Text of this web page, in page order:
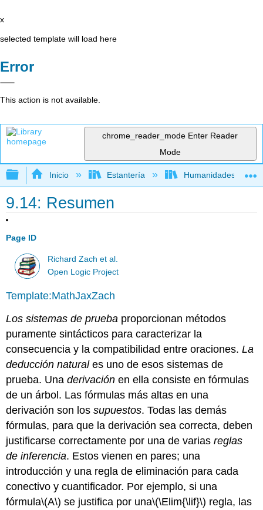
x
selected template will load here
Error
This action is not available.
chrome_reader_mode Enter Reader
Mode
Expandir/contraer jerarquía global
Inicio Estantería Humanidades
9.14: Resumen
Page ID
Richard Zach et al.
Open Logic Project
Template:MathJaxZach
Los sistemas de prueba proporcionan métodos
puramente sintácticos para caracterizar la
consecuencia y la compatibilidad entre oraciones.La
deducción naturales uno de esos sistemas de
prueba. Unaderivación en ella consiste en fórmulas
de un árbol. Las fórmulas más altas en una
derivación son lossupuestos. Todas las demás
fórmulas, para que la derivación sea correcta, deben
justificarse correctamente por una de variasreglas
de inferencia. Estos vienen en pares; una
introducción y una regla de eliminación para cada
conectivo y cuantificador. Por ejemplo, si una
fórmula\(A\) se justifica por una\(\Elim{\lif}\) regla, las